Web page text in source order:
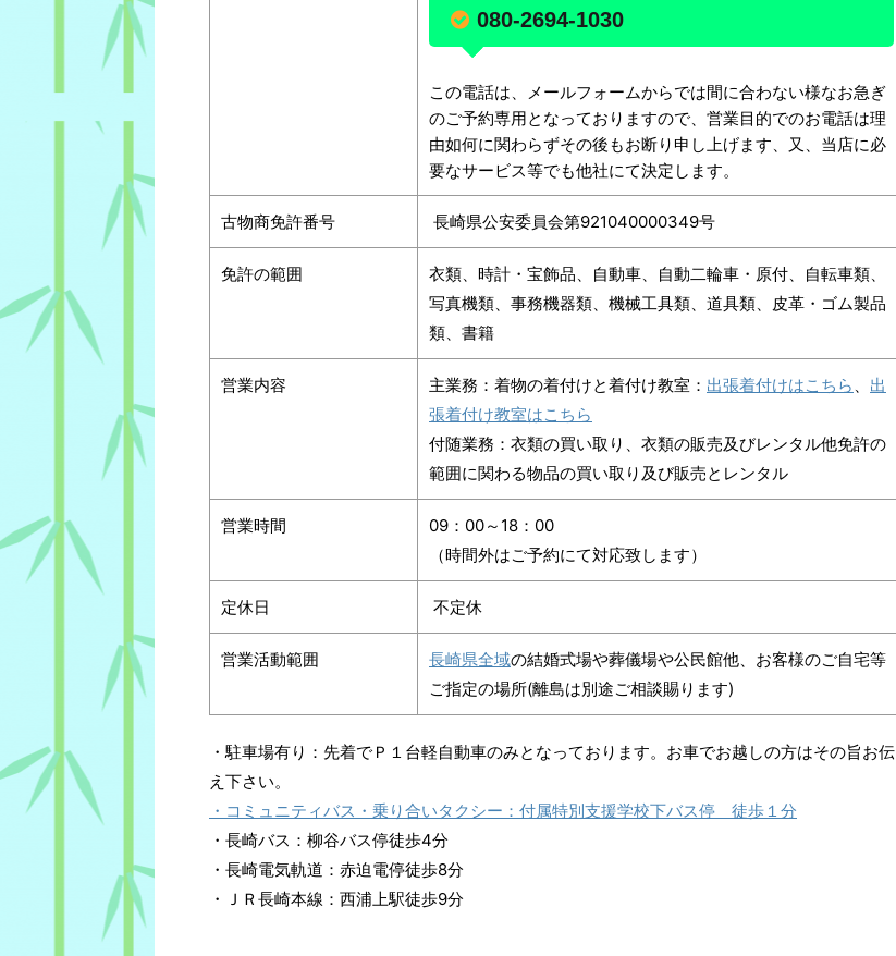
080-2694-1030
この電話は、メールフォームからでは間に合わない様なお急ぎ
のご予約専用となっておりますので、営業目的でのお電話は理
由如何に関わらずその後もお断り申し上げます、又、当店に必
要なサービス等でも他社にて決定します。
古物商免許番号 長崎県公安委員会第921040000349号
免許の範囲
衣類、時計・宝飾品、自動車、自動二輪車・原付、自転車類、
写真機類、事務機器類、機械工具類、道具類、皮革・ゴム製品
類、書籍
営業内容 主業務：着物の着付けと着付け教室： 出張着付けはこちら 、 出
張着付け教室はこちら
付随業務：衣類の買い取り、衣類の販売及びレンタル他免許の
範囲に関わる物品の買い取り及び販売とレンタル
営業時間
09：00～18：00
（時間外はご予約にて対応致します）
定休日 不定休
営業活動範囲 長崎県全域の結婚式場や葬儀場や公民館他、お客様のご自宅等
ご指定の場所(離島は別途ご相談賜ります)
・駐車場有り：先着でＰ１台軽自動車のみとなっております。お車でお越しの方はその旨お伝
え下さい。
・コミュニティバス・乗り合いタクシー：付属特別支援学校下バス停 徒歩１分
・長崎バス：柳谷バス停徒歩4分
・長崎電気軌道：赤迫電停徒歩8分
・ＪＲ長崎本線：西浦上駅徒歩9分